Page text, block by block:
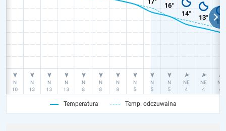
Temperatura Temp. odczuwalna